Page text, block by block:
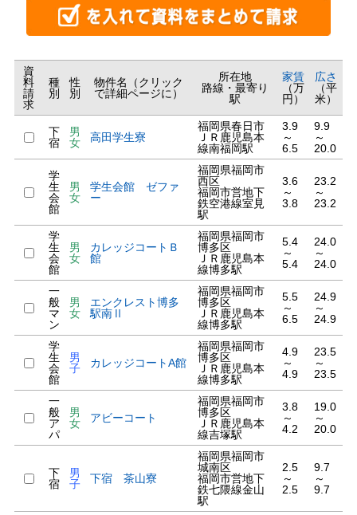
資
料
請
求
種
別
性
別
物件名（クリック
で詳細ページに）
所在地
路線・最寄り
駅
家賃
（万
円）
広さ
（平
米）
下
宿
男
女
高田学生寮
福岡県春日市
ＪＲ鹿児島本
線南福岡駅
3.9
～
6.5
9.9
～
20.0
学
生
会
館
男
女
学生会館 ゼファ
ー
福岡県福岡市
西区
福岡市営地下
鉄空港線室見
駅
3.6
～
3.8
23.2
～
23.2
学
生
会
館
男
女
カレッジコートＢ
館
福岡県福岡市
博多区
ＪＲ鹿児島本
線博多駅
5.4
～
5.4
24.0
～
24.0
一
般
マ
ン
男
女
エンクレスト博多
駅南Ⅱ
福岡県福岡市
博多区
ＪＲ鹿児島本
線博多駅
5.5
～
6.5
24.9
～
24.9
学
生
会
館
男
子
カレッジコートA館
福岡県福岡市
博多区
ＪＲ鹿児島本
線博多駅
4.9
～
4.9
23.5
～
23.5
一
般
ア
パ
男
女
アビーコート
福岡県福岡市
博多区
ＪＲ鹿児島本
線吉塚駅
3.8
～
4.2
19.0
～
20.0
下
宿
男
子
下宿 茶山寮
福岡県福岡市
城南区
福岡市営地下
鉄七隈線金山
駅
2.5
～
2.5
9.7
～
9.7